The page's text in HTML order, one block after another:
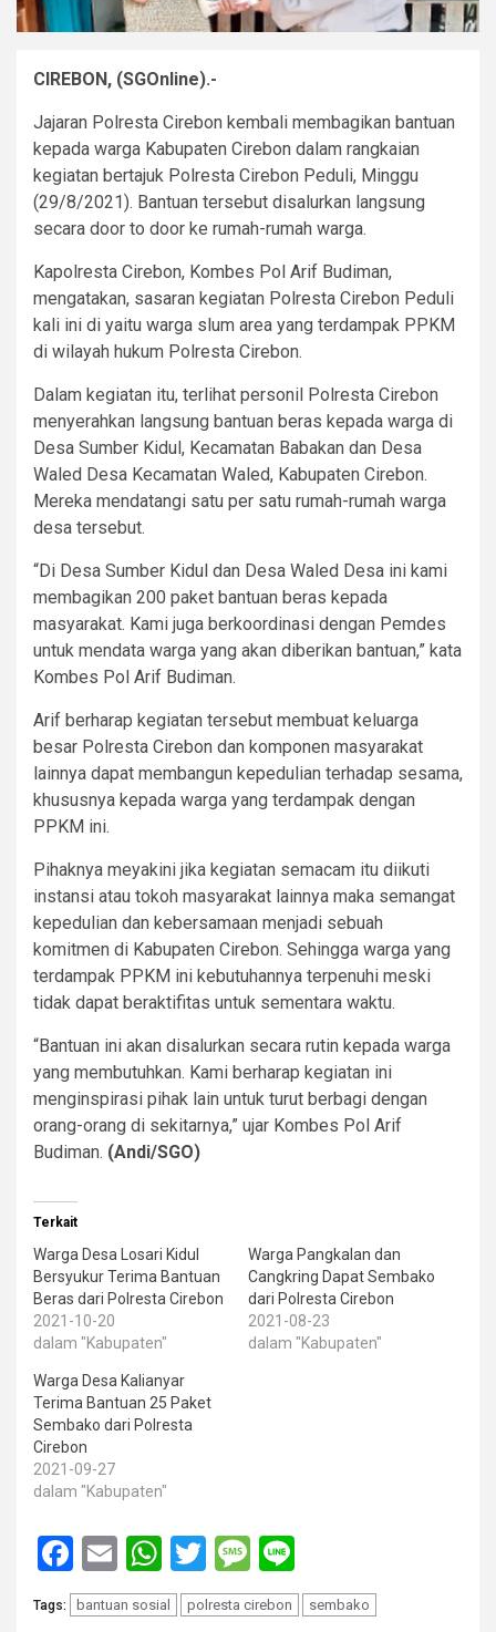
CIREBON, (SGOnline).-
Jajaran Polresta Cirebon kembali membagikan bantuan
kepada warga Kabupaten Cirebon dalam rangkaian
kegiatan bertajuk Polresta Cirebon Peduli, Minggu
(29/8/2021). Bantuan tersebut disalurkan langsung
secara door to door ke rumah-rumah warga.
Kapolresta Cirebon, Kombes Pol Arif Budiman,
mengatakan, sasaran kegiatan Polresta Cirebon Peduli
kali ini di yaitu warga slum area yang terdampak PPKM
di wilayah hukum Polresta Cirebon.
Dalam kegiatan itu, terlihat personil Polresta Cirebon
menyerahkan langsung bantuan beras kepada warga di
Desa Sumber Kidul, Kecamatan Babakan dan Desa
Waled Desa Kecamatan Waled, Kabupaten Cirebon.
Mereka mendatangi satu per satu rumah-rumah warga
desa tersebut.
“Di Desa Sumber Kidul dan Desa Waled Desa ini kami
membagikan 200 paket bantuan beras kepada
masyarakat. Kami juga berkoordinasi dengan Pemdes
untuk mendata warga yang akan diberikan bantuan,” kata
Kombes Pol Arif Budiman.
Arif berharap kegiatan tersebut membuat keluarga
besar Polresta Cirebon dan komponen masyarakat
lainnya dapat membangun kepedulian terhadap sesama,
khususnya kepada warga yang terdampak dengan
PPKM ini.
Pihaknya meyakini jika kegiatan semacam itu diikuti
instansi atau tokoh masyarakat lainnya maka semangat
kepedulian dan kebersamaan menjadi sebuah
komitmen di Kabupaten Cirebon. Sehingga warga yang
terdampak PPKM ini kebutuhannya terpenuhi meski
tidak dapat beraktifitas untuk sementara waktu.
“Bantuan ini akan disalurkan secara rutin kepada warga
yang membutuhkan. Kami berharap kegiatan ini
menginspirasi pihak lain untuk turut berbagi dengan
orang-orang di sekitarnya,” ujar Kombes Pol Arif
Budiman. (Andi/SGO)
Terkait
Warga Desa Losari Kidul
Bersyukur Terima Bantuan
Beras dari Polresta Cirebon
2021-10-20
dalam "Kabupaten"
Warga Pangkalan dan
Cangkring Dapat Sembako
dari Polresta Cirebon
2021-08-23
dalam "Kabupaten"
Warga Desa Kalianyar
Terima Bantuan 25 Paket
Sembako dari Polresta
Cirebon
2021-09-27
dalam "Kabupaten"
Facebook
EmailWhatsApp
TwitterMessage
Tags: bantuan sosial polresta cirebon sembako